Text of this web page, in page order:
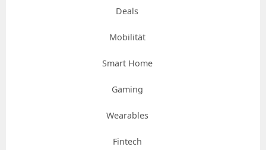
Deals
Mobilität
Smart Home
Gaming
Wearables
Fintech